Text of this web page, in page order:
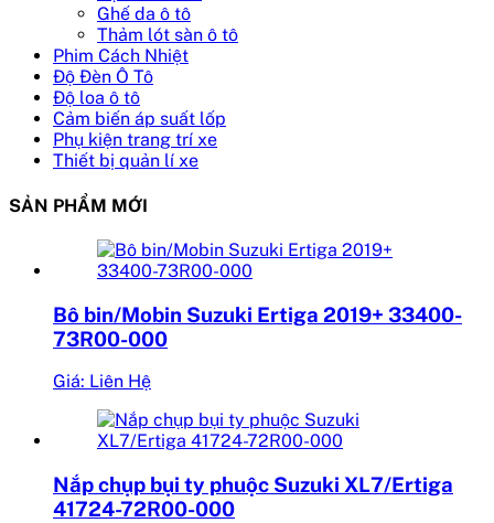
Ghế da ô tô
Thảm lót sàn ô tô
Phim Cách Nhiệt
Độ Đèn Ô Tô
Độ loa ô tô
Cảm biến áp suất lốp
Phụ kiện trang trí xe
Thiết bị quản lí xe
SẢN PHẨM MỚI
Bô bin/Mobin Suzuki Ertiga 2019+ 33400-
73R00-000
Giá: Liên Hệ
Nắp chụp bụi ty phuộc Suzuki XL7/Ertiga
41724-72R00-000